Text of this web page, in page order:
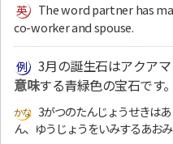
The word partner has
co-worker and spouse.
3月の誕生石はアクア
意味する青緑色の宝石です。
3がつのたんじょうせきは
ん、ゆうじょうをいみするあお